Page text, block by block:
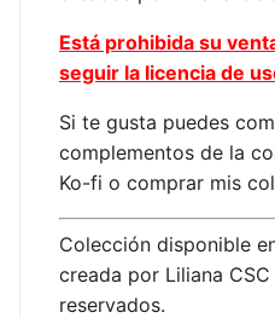
Está prohibida su
seguir la licencia de
Si te gusta puedes
complementos de la
Ko-fi o comprar mis
Colección disponible
creada por Liliana
reservados.